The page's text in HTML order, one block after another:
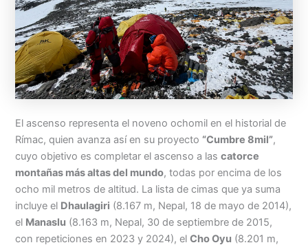
El ascenso representa el noveno ochomil en el historial de
Rímac, quien avanza así en su proyecto “Cumbre 8mil”,
cuyo objetivo es completar el ascenso a lascatorce
montañas más altas del mundo, todas por encima de los
ocho mil metros de altitud. La lista de cimas que ya suma
incluye el Dhaulagiri (8.167 m, Nepal, 18 de mayo de 2014),
el Manaslu (8.163 m, Nepal, 30 de septiembre de 2015,
con repeticiones en 2023 y 2024), elCho Oyu (8.201 m,